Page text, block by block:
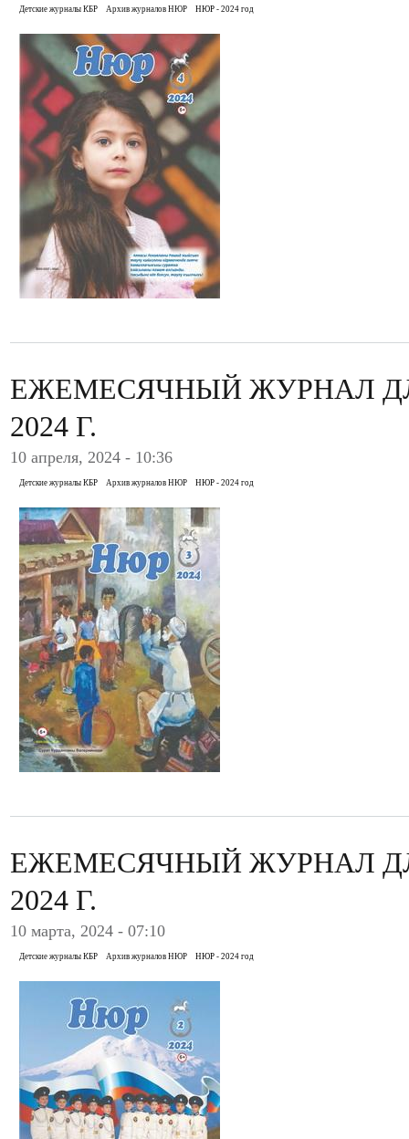
Детские журналы КБР Архив журналов НЮР НЮР - 2024 год
ЕЖЕМЕСЯЧНЫЙ ЖУРНАЛ
2024 Г.
10 апреля, 2024 - 10:36
Детские журналы КБР Архив журналов НЮР НЮР - 2024 год
ЕЖЕМЕСЯЧНЫЙ ЖУРНАЛ
2024 Г.
10 марта, 2024 - 07:10
Детские журналы КБР Архив журналов НЮР НЮР - 2024 год